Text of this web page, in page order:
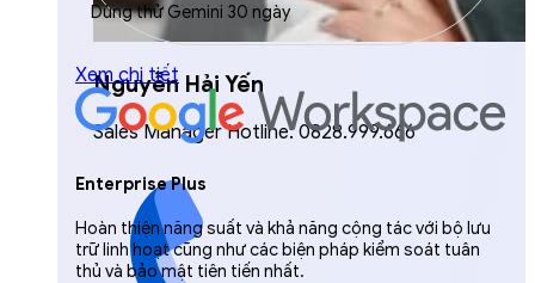
Nguyễn Hải Yến
Sales Manager Hotline: 0828.999.666
Dùng thử Gemini 30 ngày
Xem chi tiết
Enterprise Plus
Hoàn thiện năng suất và khả năng cộng tác với bộ lưu
trữ linh hoạt cũng như các biện pháp kiểm soát tuân
thủ và bảo mật tiên tiến nhất.